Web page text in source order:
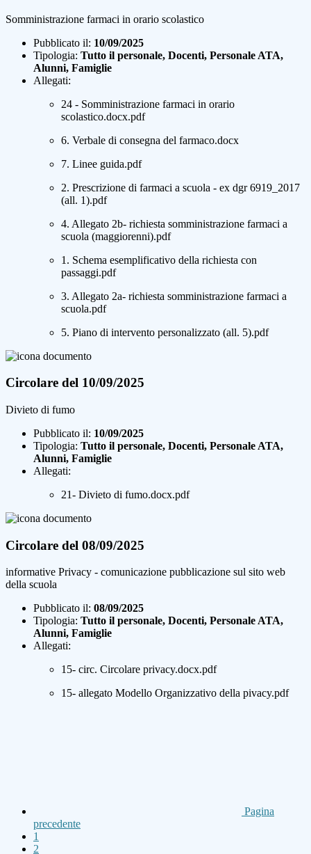
Somministrazione farmaci in orario scolastico
Pubblicato il: 10/09/2025
Tipologia: Tutto il personale, Docenti, Personale ATA,
Alunni, Famiglie
Allegati:
24 - Somministrazione farmaci in orario
scolastico.docx.pdf
6. Verbale di consegna del farmaco.docx
7. Linee guida.pdf
2. Prescrizione di farmaci a scuola - ex dgr 6919_2017
(all. 1).pdf
4. Allegato 2b- richiesta somministrazione farmaci a
scuola (maggiorenni).pdf
1. Schema esemplificativo della richiesta con
passaggi.pdf
3. Allegato 2a- richiesta somministrazione farmaci a
scuola.pdf
5. Piano di intervento personalizzato (all. 5).pdf
Circolare del 10/09/2025
Divieto di fumo
Pubblicato il: 10/09/2025
Tipologia: Tutto il personale, Docenti, Personale ATA,
Alunni, Famiglie
Allegati:
21- Divieto di fumo.docx.pdf
Circolare del 08/09/2025
informative Privacy - comunicazione pubblicazione sul sito web
della scuola
Pubblicato il: 08/09/2025
Tipologia: Tutto il personale, Docenti, Personale ATA,
Alunni, Famiglie
Allegati:
15- circ. Circolare privacy.docx.pdf
15- allegato Modello Organizzativo della pivacy.pdf
Pagina
precedente
1
2